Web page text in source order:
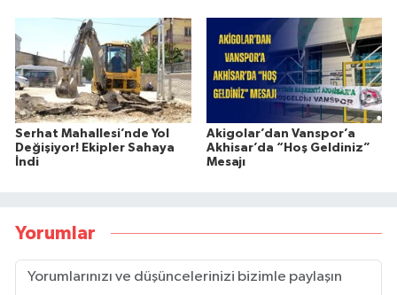
Serhat Mahallesi’nde Yol
Değişiyor! Ekipler Sahaya
İndi
Akigolar’dan Vanspor’a
Akhisar’da “Hoş Geldiniz”
Mesajı
Yorumlar